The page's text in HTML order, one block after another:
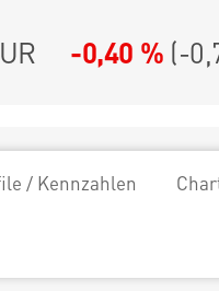
-0,40 % (-
/ Kennzahlen